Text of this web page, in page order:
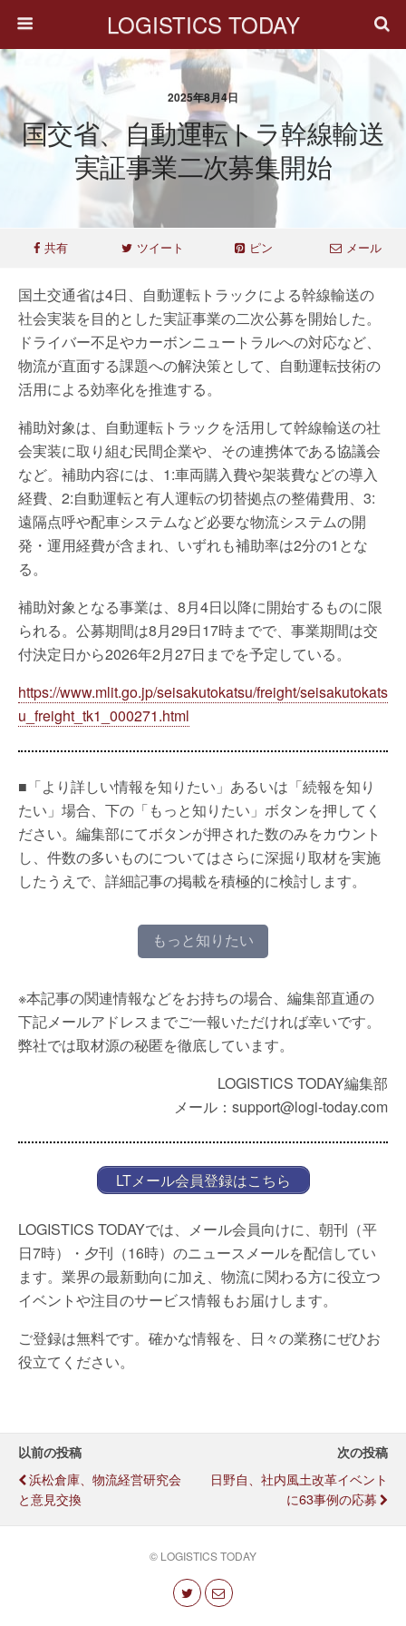
LOGISTICS TODAY
2025年8月4日
国交省、自動運転トラ幹線輸送
実証事業二次募集開始
共有 ツイート ピン メール
国土交通省は4日、自動運転トラックによる幹線輸送の
社会実装を目的とした実証事業の二次公募を開始した。
ドライバー不足やカーボンニュートラルへの対応など、
物流が直面する課題への解決策として、自動運転技術の
活用による効率化を推進する。
補助対象は、自動運転トラックを活用して幹線輸送の社
会実装に取り組む民間企業や、その連携体である協議会
など。補助内容には、1:車両購入費や架装費などの導入
経費、2:自動運転と有人運転の切替拠点の整備費用、3:
遠隔点呼や配車システムなど必要な物流システムの開
発・運用経費が含まれ、いずれも補助率は2分の1とな
る。
補助対象となる事業は、8月4日以降に開始するものに限
られる。公募期間は8月29日17時までで、事業期間は交
付決定日から2026年2月27日までを予定している。
https://www.mlit.go.jp/seisakutokatsu/freight/seisakutokats
u_freight_tk1_000271.html
■「より詳しい情報を知りたい」あるいは「続報を知り
たい」場合、下の「もっと知りたい」ボタンを押してく
ださい。編集部にてボタンが押された数のみをカウント
し、件数の多いものについてはさらに深掘り取材を実施
したうえで、詳細記事の掲載を積極的に検討します。
もっと知りたい
※本記事の関連情報などをお持ちの場合、編集部直通の
下記メールアドレスまでご一報いただければ幸いです。
弊社では取材源の秘匿を徹底しています。
LOGISTICS TODAY編集部
メール：support@logi-today.com
LTメール会員登録はこちら
LOGISTICS TODAYでは、メール会員向けに、朝刊（平
日7時）・夕刊（16時）のニュースメールを配信してい
ます。業界の最新動向に加え、物流に関わる方に役立つ
イベントや注目のサービス情報もお届けします。
ご登録は無料です。確かな情報を、日々の業務にぜひお
役立てください。
以前の投稿
浜松倉庫、物流経営研究会
と意見交換
次の投稿
日野自、社内風土改革イベント
に63事例の応募
© LOGISTICS TODAY